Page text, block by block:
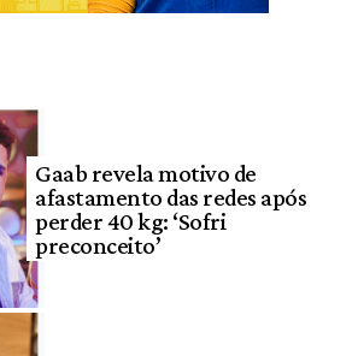
Gaab revela motivo de
afastamento das redes após
perder 40 kg: ‘Sofri
preconceito’